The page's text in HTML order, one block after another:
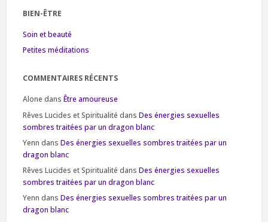
BIEN-ÊTRE
Soin et beauté
Petites méditations
COMMENTAIRES RÉCENTS
Alone dans Être amoureuse
Rêves Lucides et Spiritualité dans Des énergies sexuelles
sombres traitées par un dragon blanc
Yenn dans Des énergies sexuelles sombres traitées par un
dragon blanc
Rêves Lucides et Spiritualité dans Des énergies sexuelles
sombres traitées par un dragon blanc
Yenn dans Des énergies sexuelles sombres traitées par un
dragon blanc